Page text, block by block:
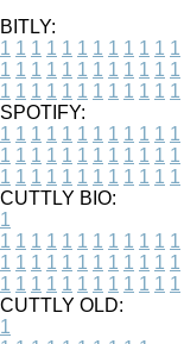
BITLY:
1 1 1 1 1 1 1 1 1 1 1 1
1 1 1 1 1 1 1 1 1 1 1 1
1 1 1 1 1 1 1 1 1 1 1 1
SPOTIFY:
1 1 1 1 1 1 1 1 1 1 1 1
1 1 1 1 1 1 1 1 1 1 1 1
1 1 1 1 1 1 1 1 1 1 1 1
CUTTLY BIO:
1
1 1 1 1 1 1 1 1 1 1 1 1
1 1 1 1 1 1 1 1 1 1 1 1
1 1 1 1 1 1 1 1 1 1 1 1
CUTTLY OLD:
1